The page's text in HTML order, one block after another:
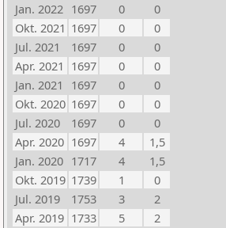
Jan. 2022 1697 0
0
Okt. 2021 1697 0
0
Jul. 2021
1697 0
0
Apr. 2021 1697 0
0
Jan. 2021
1697 0
0
Okt. 2020 1697 0
0
Jul. 2020
1697 0
0
Apr. 2020 1697 4
1,5
Jan. 2020 1717 4
1,5
Okt. 2019 1739 1
0
Jul. 2019
1753 3
2
Apr. 2019 1733 5
2